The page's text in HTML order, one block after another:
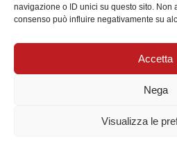
navigazione o ID unici su questo sito. Non
consenso può influire negativamente su
Accetta
Nega
Visualizza le
Prevendita sul circuito
Informativa sul trattamento